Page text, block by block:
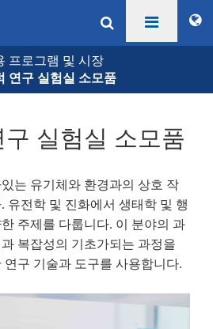
프로그램 및 시장
연구 실험실 소모품
실험실 소모품
는 유기체와 환경과의 상호 작
유전학 및 진화에서 생태학 및 행
주제를 다룹니다. 이 분야의 과
복잡성의 기초가되는 과정을
구 기술과 도구를 사용합니다.